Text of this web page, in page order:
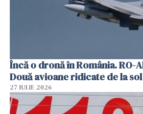
Încă o dronă în România. RO-
Două avioane ridicate de la sol
27 IULIE 2026